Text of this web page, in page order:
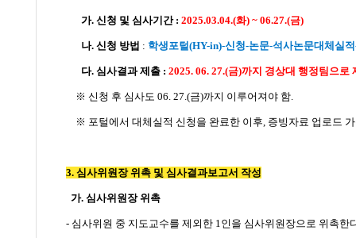
가. 신청 및 심사기간 : 2025.03.04.(화) ~ 06.27.(금)
나. 신청 방법 : 학생포털(HY-in)-신청-논문-석사논문대체실적
다. 심사결과 제출 : 2025. 06. 27.(금)까지 경상대행정팀으로
※ 신청 후 심사도 06. 27.(금)까지 이루어져야 함.
※ 포털에서 대체실적 신청을 완료한 이후, 증빙자료 업로드
3. 심사위원장 위촉 및 심사결과보고서 작성
가. 심사위원장 위촉
- 심사위원 중 지도교수를 제외한 1인을 심사위원장으로 위촉한